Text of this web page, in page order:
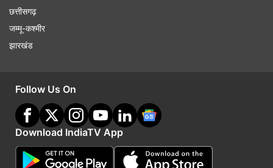
छत्तीसगढ़
जम्मू-कश्मीर
झारखंड
Follow Us On
Download IndiaTV App